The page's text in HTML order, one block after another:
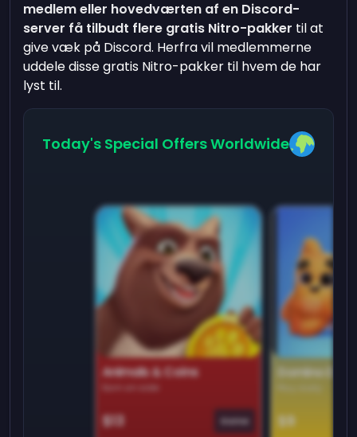
medlem eller hovedværten af en Discord-
server få tilbudt flere gratis Nitro-pakker til at
give væk på Discord. Herfra vil medlemmerne
uddele disse gratis Nitro-pakker til hvem de har
lyst til.
Today's Special Offers Worldwide
Animals & Coins
Earn on side
$13 Game
Domino
$9